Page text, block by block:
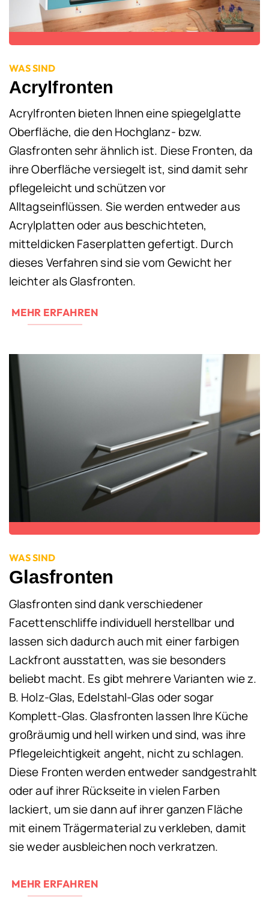
WAS SIND
Acrylfronten
Acrylfronten bieten Ihnen eine spiegelglatte
Oberfläche, die den Hochglanz- bzw.
Glasfronten sehr ähnlich ist. Diese Fronten, da
ihre Oberfläche versiegelt ist, sind damit sehr
pflegeleicht und schützen vor
Alltagseinflüssen. Sie werden entweder aus
Acrylplatten oder aus beschichteten,
mitteldicken Faserplatten gefertigt. Durch
dieses Verfahren sind sie vom Gewicht her
leichter als Glasfronten.
MEHR ERFAHREN
WAS SIND
Glasfronten
Glasfronten sind dank verschiedener
Facettenschliffe individuell herstellbar und
lassen sich dadurch auch mit einer farbigen
Lackfront ausstatten, was sie besonders
beliebt macht. Es gibt mehrere Varianten wie z.
B. Holz-Glas, Edelstahl-Glas oder sogar
Komplett-Glas. Glasfronten lassen Ihre Küche
großräumig und hell wirken und sind, was ihre
Pflegeleichtigkeit angeht, nicht zu schlagen.
Diese Fronten werden entweder sandgestrahlt
oder auf ihrer Rückseite in vielen Farben
lackiert, um sie dann auf ihrer ganzen Fläche
mit einem Trägermaterial zu verkleben, damit
sie weder ausbleichen noch verkratzen.
MEHR ERFAHREN